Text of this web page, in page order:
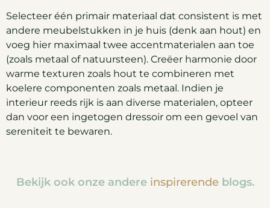
Selecteer één primair materiaal dat consistent is met
andere meubelstukken in je huis (denk aan hout) en
voeg hier maximaal twee accentmaterialen aan toe
(zoals metaal of natuursteen). Creëer harmonie door
warme texturen zoals hout te combineren met
koelere componenten zoals metaal. Indien je
interieur reeds rijk is aan diverse materialen, opteer
dan voor een ingetogen dressoir om een gevoel van
sereniteit te bewaren.
Bekijk ook onze andere inspirerende blogs.